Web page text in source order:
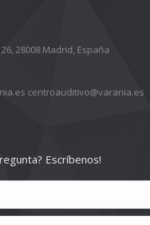
28008 Madrid, España
centroauditivo@varania.es
Escríbenos!